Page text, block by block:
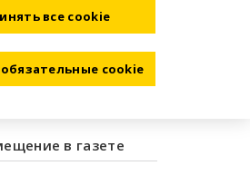
в газете
все cookie
cookie